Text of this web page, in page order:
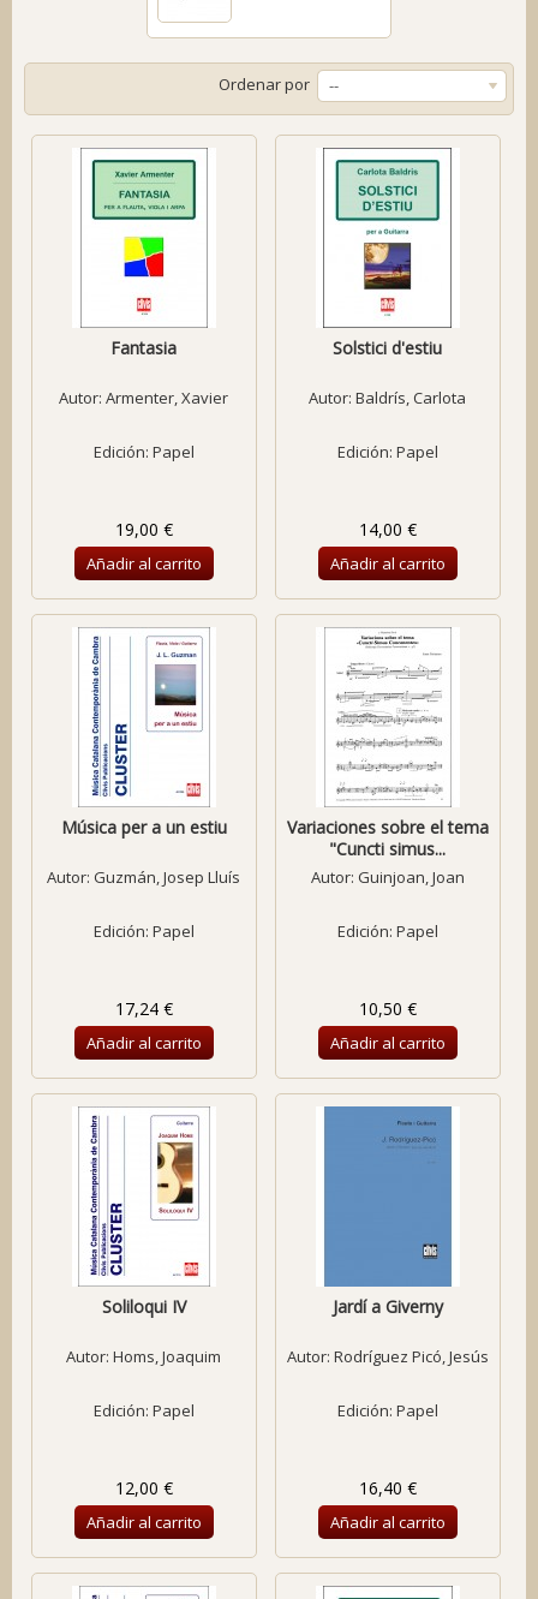
Ordenar por --
Fantasia
Autor:Armenter, Xavier
Edición: Papel
19,00 €
Añadir al carrito
Solstici d'estiu
Autor:Baldrís, Carlota
Edición: Papel
14,00 €
Añadir al carrito
Música per a un estiu
Autor: Guzmán, Josep Lluís
Edición: Papel
17,24 €
Añadir al carrito
Variaciones sobre el tema
"Cuncti simus...
Autor: Guinjoan, Joan
Edición: Papel
10,50 €
Añadir al carrito
Soliloqui IV
Autor:Homs, Joaquim
Edición: Papel
12,00 €
Añadir al carrito
Jardí a Giverny
Autor: Rodríguez Picó, Jesús
Edición: Papel
16,40 €
Añadir al carrito